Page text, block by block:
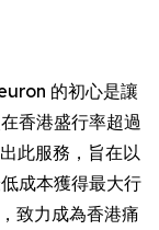
的初心是讓
香港盛行率超過
此服務，旨在以
成本獲得最大行
致力成為香港痛